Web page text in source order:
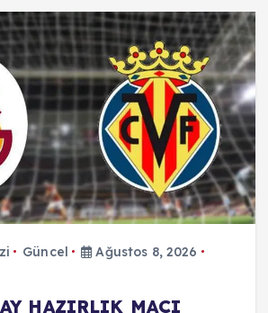
Güncel
Ağustos 8, 2026
HAZIRLIK MAÇI